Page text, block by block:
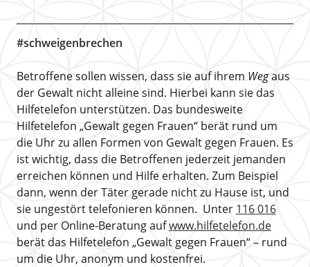
#schweigenbrechen
Betroffene sollen wissen, dass sie auf ihrem Wegaus
der Gewalt nicht alleine sind. Hierbei kann sie das
Hilfetelefon unterstützen. Das bundesweite
Hilfetelefon „Gewalt gegen Frauen“ berät rund um
die Uhr zu allen Formen von Gewalt gegen Frauen. Es
ist wichtig, dass die Betroffenen jederzeit jemanden
erreichen können und Hilfe erhalten. Zum Beispiel
dann, wenn der Täter gerade nicht zu Hause ist, und
sie ungestört telefonieren können. Unter 116 016
und per Online-Beratung aufwww.hilfetelefon.de
berät das Hilfetelefon „Gewalt gegen Frauen“ – rund
um die Uhr, anonym und kostenfrei.